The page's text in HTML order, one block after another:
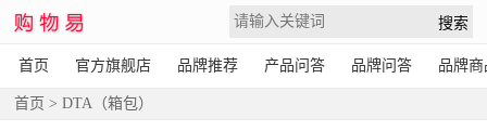
首页 官方旗舰店 品牌推荐 产品问答 品牌问答 品牌商
首页 > DTA（箱包）